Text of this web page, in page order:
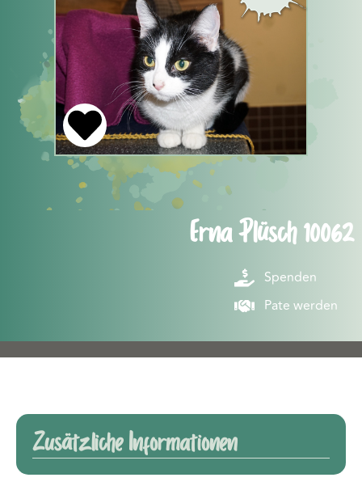
Erna Plüsch 10062
Spenden
Pate werden
Zusätzliche Informationen